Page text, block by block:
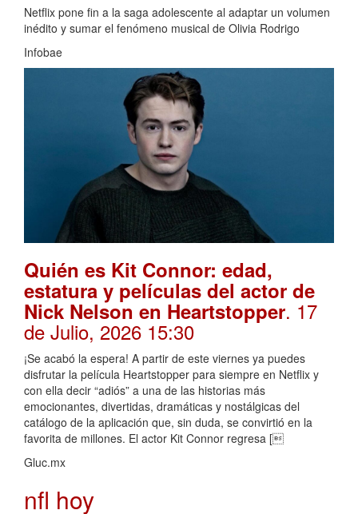
Netflix pone fin a la saga adolescente al adaptar un volumen
inédito y sumar el fenómeno musical de Olivia Rodrigo
Infobae
Quién es Kit Connor: edad,
estatura y películas del actor de
Nick Nelson en Heartstopper. 17
de Julio, 2026 15:30
¡Se acabó la espera! A partir de este viernes ya puedes
disfrutar la película Heartstopper para siempre en Netflix y
con ella decir “adiós” a una de las historias más
emocionantes, divertidas, dramáticas y nostálgicas del
catálogo de la aplicación que, sin duda, se convirtió en la
favorita de millones. El actor Kit Connor regresa [
Gluc.mx
nfl hoy